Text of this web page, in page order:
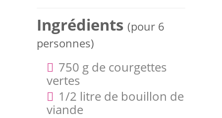
Ingrédients (pour 6
personnes)
750 g de courgettes
vertes
1/2 litre de bouillon de
viande